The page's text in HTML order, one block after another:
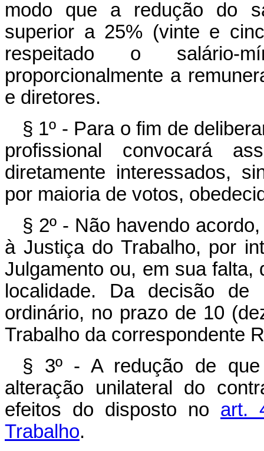
modo que a redução do
superior a 25% (vinte e
respeitado o salário-
proporcionalmente a
e diretores.
§ 1º - Para o fim de
profissional convocará
diretamente interessados,
por maioria de votos,
§ 2º - Não havendo
à Justiça do Trabalho, por
Julgamento ou, em sua
localidade. Da decisão de
ordinário, no prazo de 10
Trabalho da correspondente
§ 3º - A redução de
alteração unilateral do
efeitos do disposto no art.
Trabalho.